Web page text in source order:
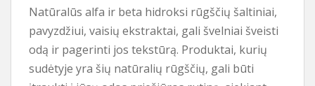
Natūralūs alfa ir beta hidroksi rūgščių šaltiniai,
pavyzdžiui, vaisių ekstraktai, gali švelniai šveisti
odą ir pagerinti jos tekstūrą. Produktai, kurių
sudėtyje yra šių natūralių rūgščių, gali būti